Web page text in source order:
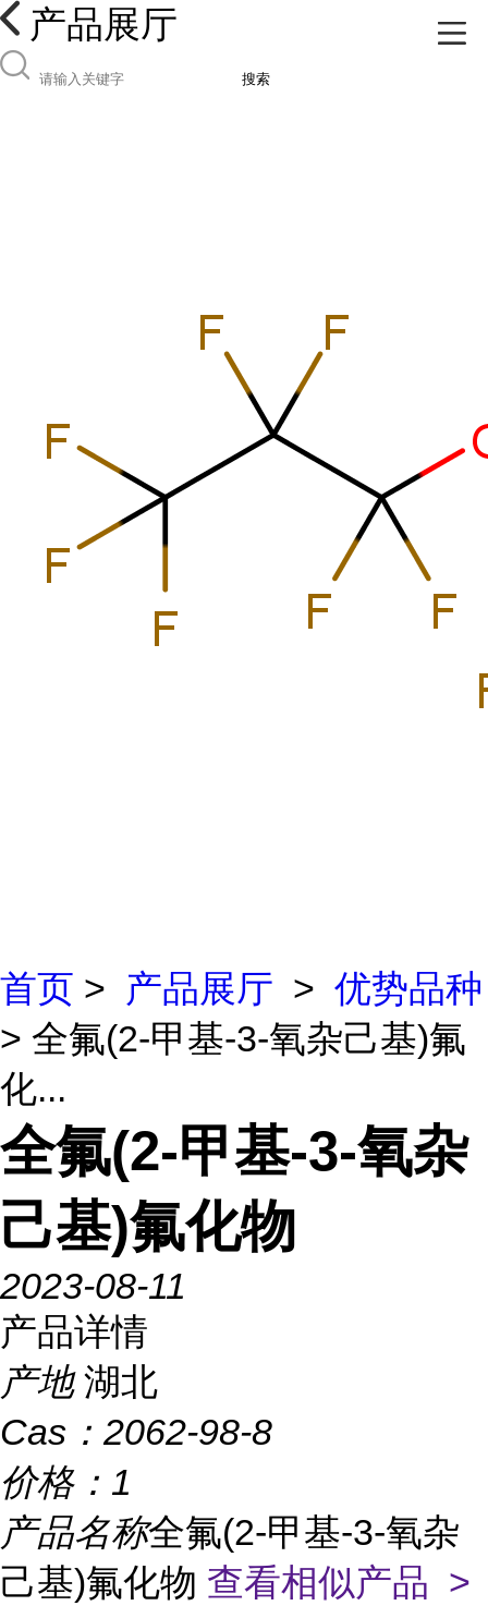
产品展厅
搜索
首页 > 产品展厅 > 优势品种
> 全氟(2-甲基-3-氧杂己基)氟
化...
全氟(2-甲基-3-氧杂
己基)氟化物
2023-08-11
产品详情
产地 湖北
Cas： 2062-98-8
价格： 1
产品名称全氟(2-甲基-3-氧杂
己基)氟化物 查看相似产品 >